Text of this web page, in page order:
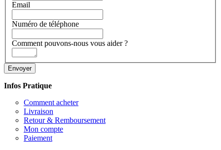
Email
Numéro de téléphone
Comment pouvons-nous vous aider ?
Envoyer
Infos Pratique
Comment acheter
Livraison
Retour & Remboursement
Mon compte
Paiement